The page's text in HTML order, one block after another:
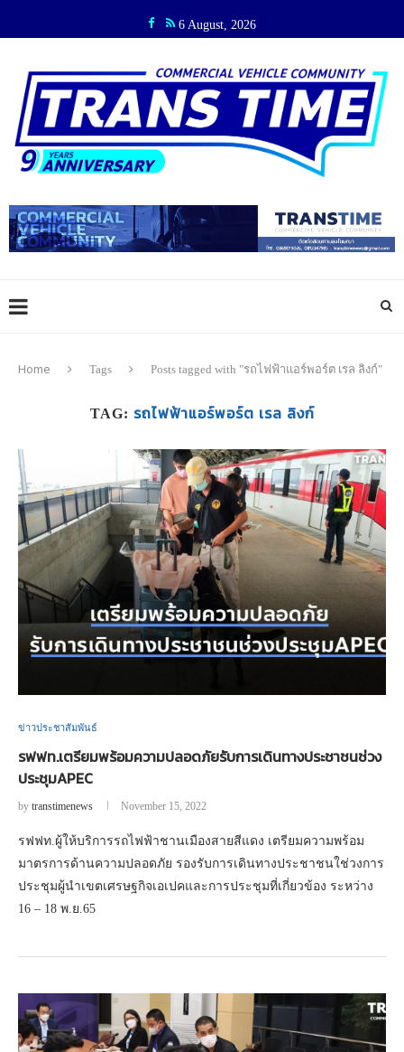
6 August, 2026
Home Tags Posts tagged with "รถไฟฟ้าแอร์พอร์ต เรล ลิงก์"
TAG: รถไฟฟ้าแอร์พอร์ต เรล ลิงก์
ข่าวประชาสัมพันธ์
รฟฟท.เตรียมพร้อมความปลอดภัยรับการเดินทางประชาชนช่วง
ประชุมAPEC
by transtimenews November 15, 2022
รฟฟท.ผู้ให้บริการรถไฟฟ้าชานเมืองสายสีแดง เตรียมความพร้อม
มาตรการด้านความปลอดภัย รองรับการเดินทางประชาชนใช่วงการ
ประชุมผู้นำเขตเศรษฐกิจเอเปคและการประชุมที่เกี่ยวข้อง ระหว่าง
16 – 18 พ.ย.65